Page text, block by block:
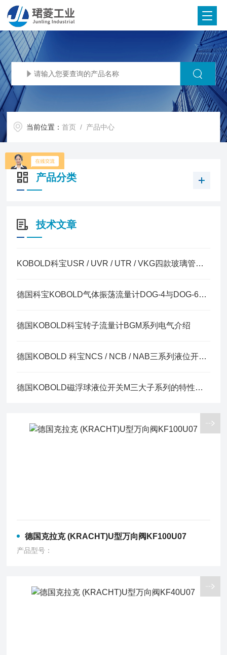
当前位置：首页 / 产品中心
产品分类
技术文章
KOBOLD科宝USR / UVR / UTR / VKG四款玻璃管变面积流量计的区别
德国科宝KOBOLD气体振荡流量计DOG-4与DOG-6核心区别
德国KOBOLD科宝转子流量计BGM系列电气介绍
德国KOBOLD 科宝NCS / NCB / NAB三系列液位开关区别
德国KOBOLD磁浮球液位开关M三大子系列的特性对比
德国克拉克 (KRACHT)U型万向阀KF100U07
产品型号：